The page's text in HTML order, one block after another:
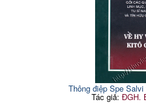
Thông điệp Spe
Tác giả:ĐGH.